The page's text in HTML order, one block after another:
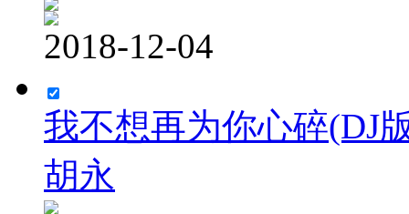
2018-12-04
我不想再为你心碎(DJ
胡永